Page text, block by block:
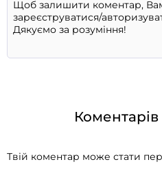
Твій коментар може стати